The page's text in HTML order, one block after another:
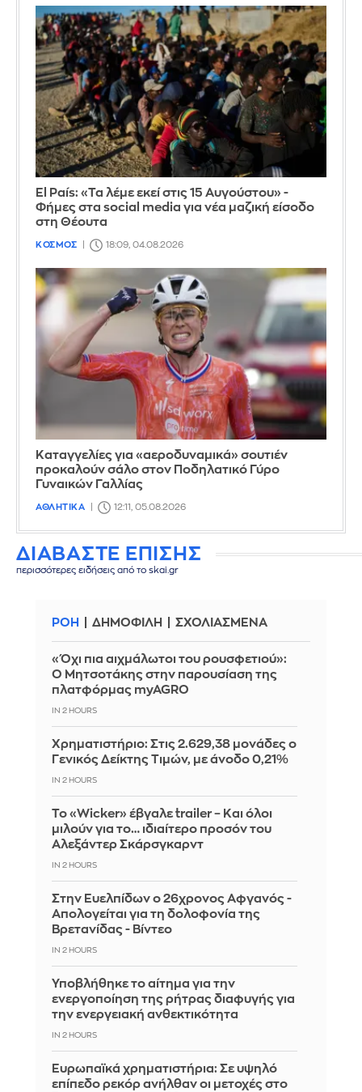
El País: «Τα λέμε εκεί στις 15 Αυγούστου» -
Φήμες στα social media για νέα μαζική είσοδο
στη Θέουτα
ΚΟΣΜΟΣ 18:09, 04.08.2026
Καταγγελίες για «αεροδυναμικά» σουτιέν
προκαλούν σάλο στον Ποδηλατικό Γύρο
Γυναικών Γαλλίας
ΑΘΛΗΤΙΚΑ 12:11, 05.08.2026
ΔΙΑΒΑΣΤΕ ΕΠΙΣΗΣ
περισσότερες ειδήσεις από το skai.gr
ΡΟΗ ΔΗΜΟΦΙΛΗ ΣΧΟΛΙΑΣΜΕΝΑ
«Όχι πια αιχμάλωτοι του ρουσφετιού»:
Ο Μητσοτάκης στην παρουσίαση της
πλατφόρμας myAGRO
IN 2 HOURS
Χρηματιστήριο: Στις 2.629,38 μονάδες ο
Γενικός Δείκτης Τιμών, με άνοδο 0,21%
IN 2 HOURS
Το «Wicker» έβγαλε trailer – Και όλοι
μιλούν για το… ιδιαίτερο προσόν του
Αλεξάντερ Σκάρσγκαρντ
IN 2 HOURS
Στην Ευελπίδων ο 26χρονος Αφγανός -
Απολογείται για τη δολοφονία της
Βρετανίδας - Βίντεο
IN 2 HOURS
Υποβλήθηκε το αίτημα για την
ενεργοποίηση της ρήτρας διαφυγής για
την ενεργειακή ανθεκτικότητα
IN 2 HOURS
Ευρωπαϊκά χρηματιστήρια: Σε υψηλό
επίπεδο ρεκόρ ανήλθαν οι μετοχές στο